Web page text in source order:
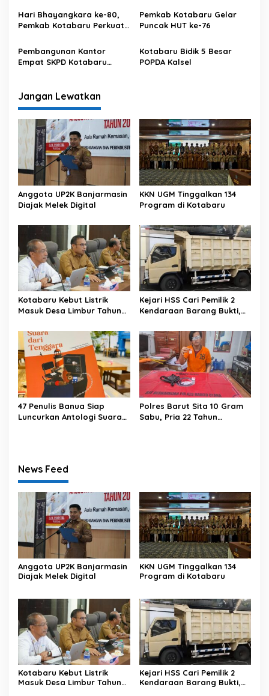
s
Hari Bhayangkara ke-80,
Pemkab Kotabaru Perkuat
Pemkab Kotabaru Gelar
Puncak HUT ke-76
Pembangunan Kantor
Empat SKPD Kotabaru
Kotabaru Bidik 5 Besar
POPDA Kalsel
Jangan Lewatkan
Anggota UP2K Banjarmasin
Diajak Melek Digital
KKN UGM Tinggalkan 134
Program di Kotabaru
Kotabaru Kebut Listrik
Masuk Desa Limbur Tahun
Kejari HSS Cari Pemilik 2
Kendaraan Barang Bukti,
47 Penulis Banua Siap
Luncurkan Antologi Suara
Polres Barut Sita 10 Gram
Sabu, Pria 22 Tahun
News Feed
Anggota UP2K Banjarmasin
Diajak Melek Digital
KKN UGM Tinggalkan 134
Program di Kotabaru
Kotabaru Kebut Listrik
Masuk Desa Limbur Tahun
Kejari HSS Cari Pemilik 2
Kendaraan Barang Bukti,